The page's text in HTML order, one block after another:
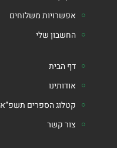
אפשרויות משלוחים
החשבון שלי
דף הבית
אודותינו
קטלוג הספרים תשפ”א
צור קשר